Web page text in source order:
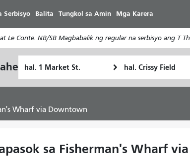
ang
pangunahing
nilalaman
Serbisyo Balita Tungkol sa Amin Mga Karera
Le Conte. NB/SB Magbabalik ng regular na serbisyo ang T
Pagtatapos
Paano
ko
Wharf via Downtown
sa Fisherman's Wharf